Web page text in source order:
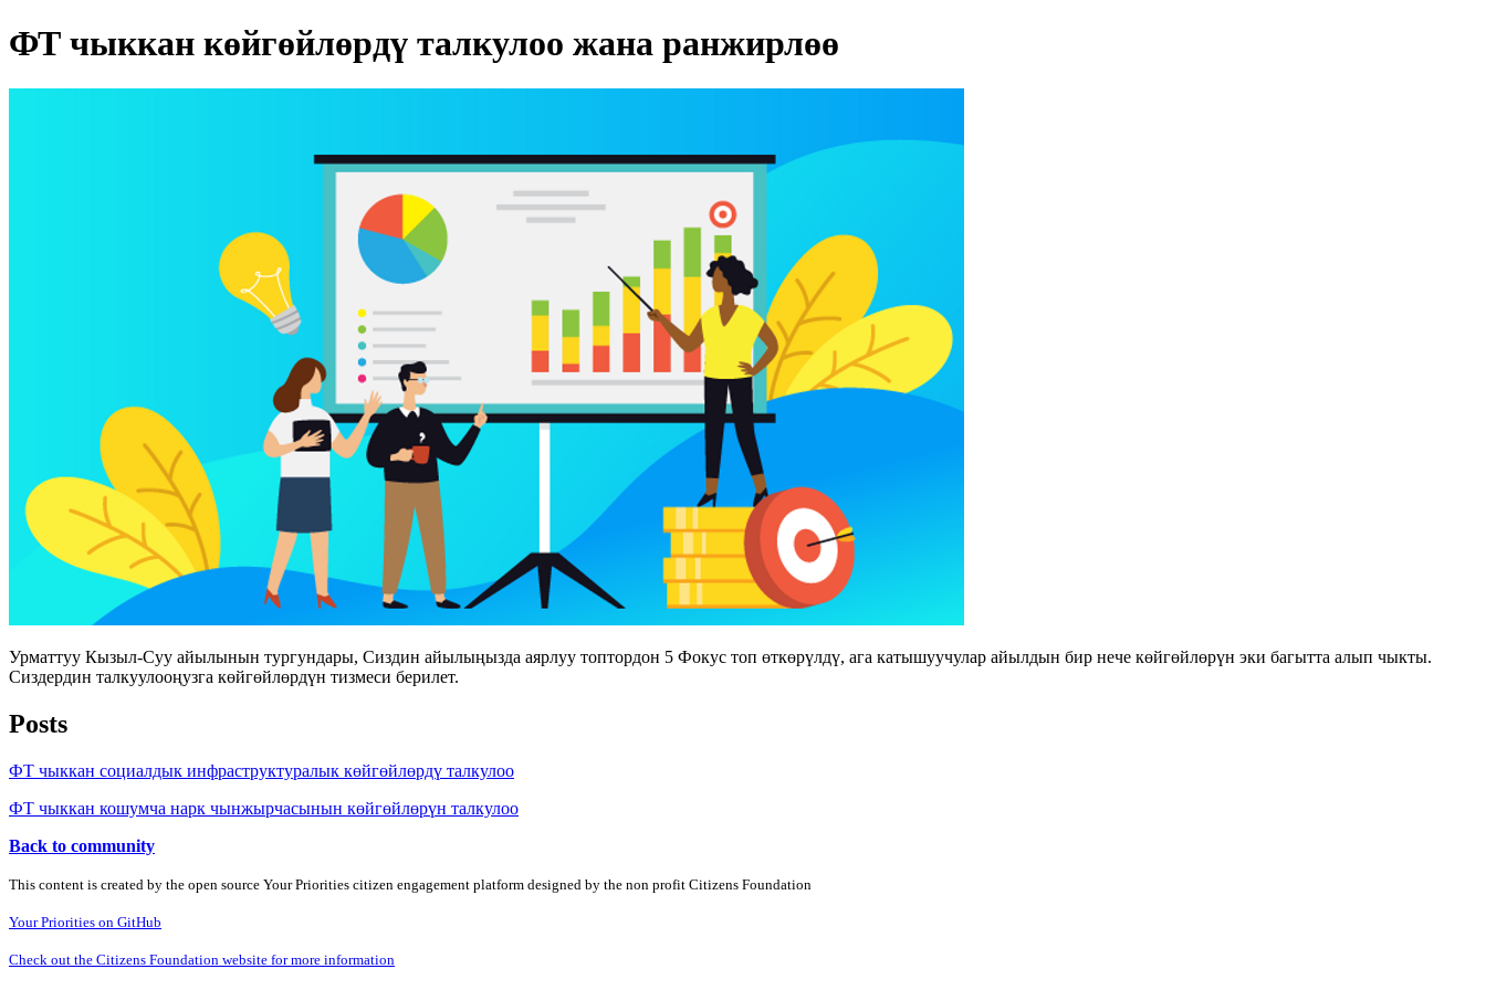
ФТ чыккан көйгөйлөрдү талкулоо жана ранжирлөө
Урматтуу Кызыл-Суу айылынын тургундары, Сиздин айылыңызда аярлуу топтордон 5 Фокус топ өткөрүлдү, ага катышуучулар айылдын бир нече көйгөйлөрүн эки багытта алып чыкты.
Сиздердин талкуулооңузга көйгөйлөрдүн тизмеси берилет.
Posts
ФТ чыккан социалдык инфраструктуралык көйгөйлөрдү талкулоо
ФТ чыккан кошумча нарк чынжырчасынын көйгөйлөрүн талкулоо
Back to community
This content is created by the open source Your Priorities citizen engagement platform designed by the non profit Citizens Foundation
Your Priorities on GitHub
Check out the Citizens Foundation website for more information